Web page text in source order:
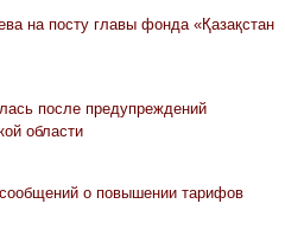
на посту главы фонда «Қазақстан
после предупреждений
области
о повышении тарифов